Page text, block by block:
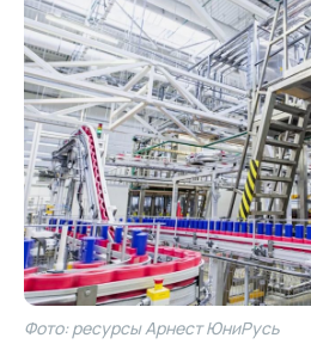
Фото: ресурсы Арнест ЮниРусь